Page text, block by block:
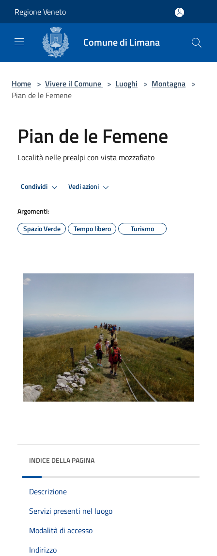
Regione Veneto
Comune di Limana
Home > Vivere il Comune > Luoghi > Montagna >
Pian de le Femene
Pian de le Femene
Località nelle prealpi con vista mozzafiato
Condividi Vedi azioni
Argomenti:
Spazio Verde
Tempo libero Turismo
INDICE DELLA PAGINA
Descrizione
Servizi presenti nel luogo
Modalità di accesso
Indirizzo